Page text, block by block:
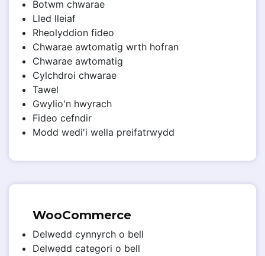
Botwm chwarae
Lled lleiaf
Rheolyddion fideo
Chwarae awtomatig wrth hofran
Chwarae awtomatig
Cylchdroi chwarae
Tawel
Gwylio'n hwyrach
Fideo cefndir
Modd wedi'i wella preifatrwydd
WooCommerce
Delwedd cynnyrch o bell
Delwedd categori o bell